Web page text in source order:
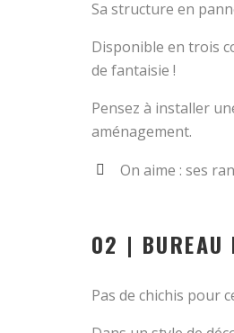
Sa structure en
Disponible en trois
de fantaisie !
Pensez à installer
aménagement.
On aime : ses
02 | BUREAU
Pas de chichis pour